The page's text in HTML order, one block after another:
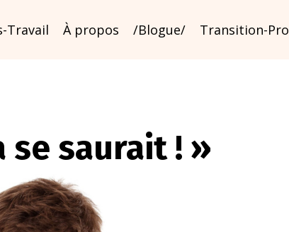
Travail À propos /Blogue/ Transition-Pro
se saurait ! »